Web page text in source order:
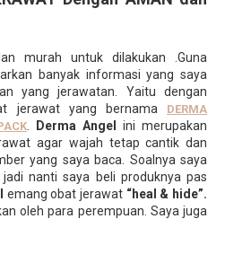
murah untuk dilakukan .Guna
banyak informasi yang saya
yang jerawatan. Yaitu dengan
jerawat yang bernama DERMA
Derma Angel
ini merupakan
agar wajah tetap cantik dan
yang saya baca. Soalnya saya
nanti saya beli produknya pas
emang obat jerawat “heal & hide”.
oleh para perempuan. Saya juga